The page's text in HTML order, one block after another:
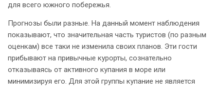
для всего южного побережья.
Прогнозы были разные. На данный момент наблюдения
показывают, что значительная часть туристов (по разным
оценкам) все таки не изменила своих планов. Эти гости
прибывают на привычные курорты, сознательно
отказываясь от активного купания в море или
минимизируя его. Для этой группы купание не является